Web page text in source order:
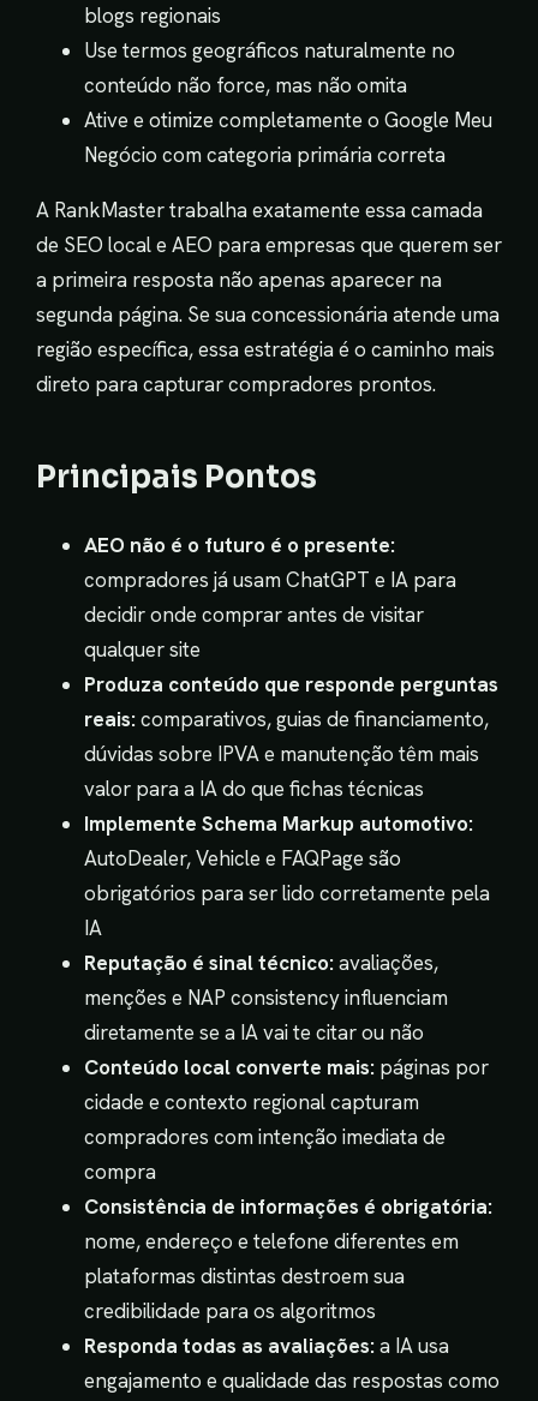
blogs regionais
Use termos geográficos naturalmente no
conteúdo não force, mas não omita
Ative e otimize completamente o Google Meu
Negócio com categoria primária correta
A RankMaster trabalha exatamente essa camada
de SEO local e AEO para empresas que querem ser
a primeira resposta não apenas aparecer na
segunda página. Se sua concessionária atende uma
região específica, essa estratégia é o caminho mais
direto para capturar compradores prontos.
Principais Pontos
AEO não é o futuro é o presente:
compradores já usam ChatGPT e IA para
decidir onde comprar antes de visitar
qualquer site
Produza conteúdo que responde perguntas
reais:comparativos, guias de financiamento,
dúvidas sobre IPVA e manutenção têm mais
valor para a IA do que fichas técnicas
Implemente Schema Markup automotivo:
AutoDealer, Vehicle e FAQPage são
obrigatórios para ser lido corretamente pela
IA
Reputação é sinal técnico:avaliações,
menções e NAP consistency influenciam
diretamente se a IA vai te citar ou não
Conteúdo local converte mais: páginas por
cidade e contexto regional capturam
compradores com intenção imediata de
compra
Consistência de informações é obrigatória:
nome, endereço e telefone diferentes em
plataformas distintas destroem sua
credibilidade para os algoritmos
Responda todas as avaliações:a IA usa
engajamento e qualidade das respostas como